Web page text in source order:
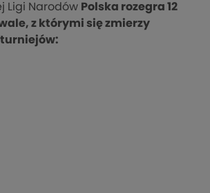
Ligi Narodów Polska rozegra 12
z którymi się zmierzy